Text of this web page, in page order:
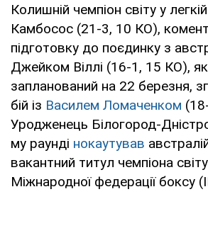
Колишній чемпіон світу у
Камбосос (21-3, 10 КО),
підготовку до поєдинку з
Джейком Віллі (16-1, 15 КО),
запланований на 22 березня,
бій із Василем Ломаченком
Уродженець Білогород-
му раунді нокаутував
вакантний титул чемпіона
Міжнародної федерації боксу